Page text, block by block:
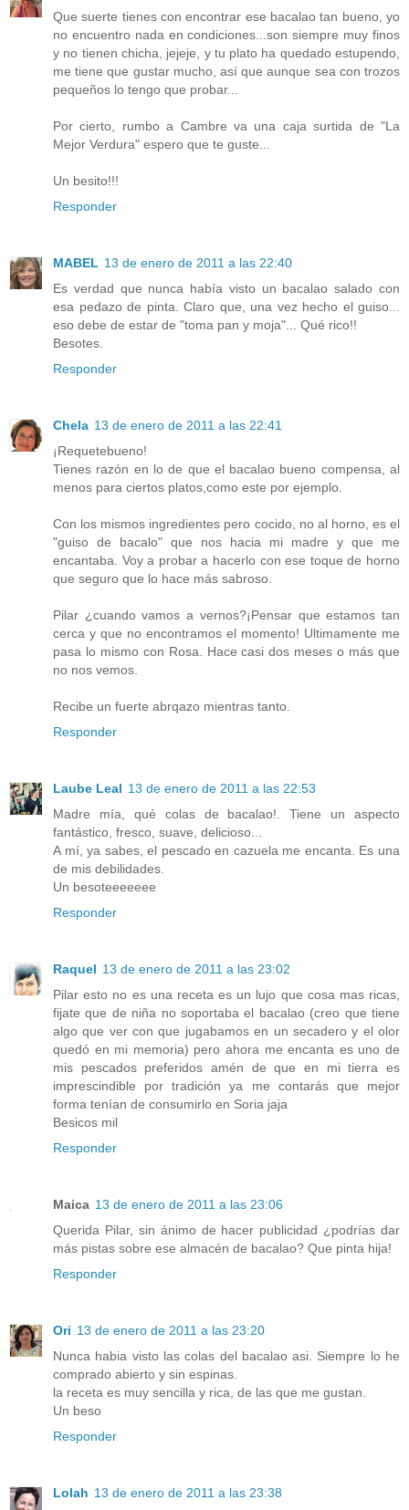
Que suerte tienes con encontrar ese bacalao tan bueno, yo
no encuentro nada en condiciones...son siempre muy finos
y no tienen chicha, jejeje, y tu plato ha quedado estupendo,
me tiene que gustar mucho, así que aunque sea con trozos
pequeños lo tengo que probar...
Por cierto, rumbo a Cambre va una caja surtida de "La
Mejor Verdura" espero que te guste...
Un besito!!!
Responder
MABEL 13 de enero de 2011 a las 22:40
Es verdad que nunca había visto un bacalao salado con
esa pedazo de pinta. Claro que, una vez hecho el guiso...
eso debe de estar de "toma pan y moja"... Qué rico!!
Besotes.
Responder
Chela 13 de enero de 2011 a las 22:41
¡Requetebueno!
Tienes razón en lo de que el bacalao bueno compensa, al
menos para ciertos platos,como este por ejemplo.
Con los mismos ingredientes pero cocido, no al horno, es el
"guiso de bacalo" que nos hacia mi madre y que me
encantaba. Voy a probar a hacerlo con ese toque de horno
que seguro que lo hace más sabroso.
Pilar ¿cuando vamos a vernos?¡Pensar que estamos tan
cerca y que no encontramos el momento! Ultimamente me
pasa lo mismo con Rosa. Hace casi dos meses o más que
no nos vemos.
Recibe un fuerte abrqazo mientras tanto.
Responder
Laube Leal 13 de enero de 2011 a las 22:53
Madre mía, qué colas de bacalao!. Tiene un aspecto
fantástico, fresco, suave, delicioso...
A mí, ya sabes, el pescado en cazuela me encanta. Es una
de mis debilidades.
Un besoteeeeeee
Responder
Raquel 13 de enero de 2011 a las 23:02
Pilar esto no es una receta es un lujo que cosa mas ricas,
fijate que de niña no soportaba el bacalao (creo que tiene
algo que ver con que jugabamos en un secadero y el olor
quedó en mi memoria) pero ahora me encanta es uno de
mis pescados preferidos amén de que en mi tierra es
imprescindible por tradición ya me contarás que mejor
forma tenían de consumirlo en Soria jaja
Besicos mil
Responder
Maica 13 de enero de 2011 a las 23:06
Querida Pilar, sin ánimo de hacer publicidad ¿podrías dar
más pistas sobre ese almacén de bacalao? Que pinta hija!
Responder
Ori 13 de enero de 2011 a las 23:20
Nunca habia visto las colas del bacalao asi. Siempre lo he
comprado abierto y sin espinas.
la receta es muy sencilla y rica, de las que me gustan.
Un beso
Responder
Lolah 13 de enero de 2011 a las 23:38